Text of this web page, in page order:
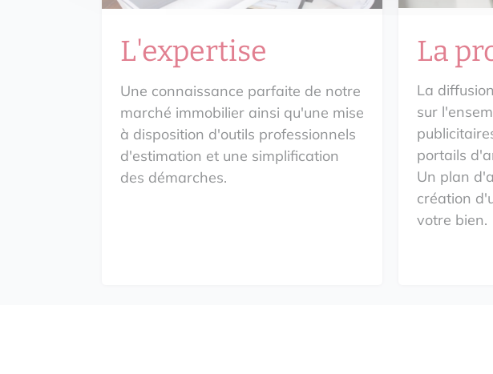
L'expertise
Une connaissance parfaite de notre
marché immobilier ainsi qu'une mise
à disposition d'outils professionnels
d'estimation et une simplification
des démarches.
La
La
sur
portails
Un plan
création
votre bien.